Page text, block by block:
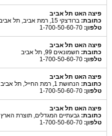
פיצה האט תל אביב
כתובת: ברודצקי 15, רמת אביב, תל אביב
טלפון:
פיצה האט תל אביב
כתובת: חשמונאים 99, תל אביב
טלפון:
פיצה האט תל אביב
כתובת: הנחושת 1, רמת החייל, תל אביב
טלפון:
פיצה האט תל אביב
כתובת: גבעתיים המגדלים, תוצרת הארץ 9, תל אביב
טלפון: